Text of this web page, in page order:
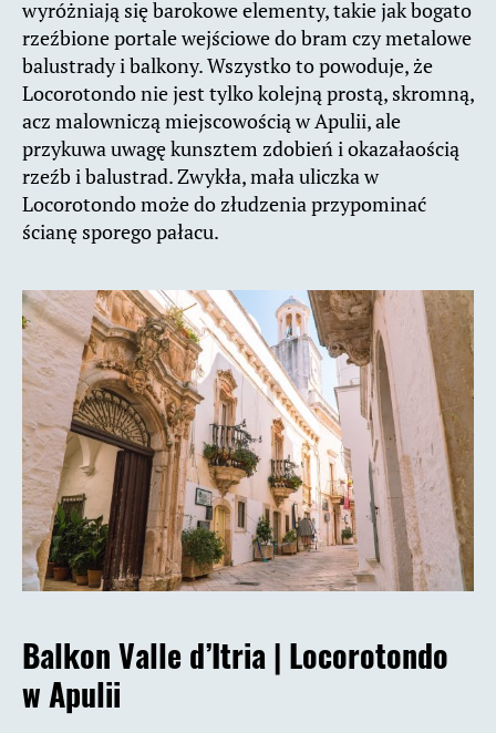
wyróżniają się barokowe elementy, takie jak bogato
rzeźbione portale wejściowe do bram czy metalowe
balustrady i balkony. Wszystko to powoduje, że
Locorotondo nie jest tylko kolejną prostą, skromną,
acz malowniczą miejscowością w Apulii, ale
przykuwa uwagę kunsztem zdobień i okazałaością
rzeźb i balustrad. Zwykła, mała uliczka w
Locorotondo może do złudzenia przypominać
ścianę sporego pałacu.
Balkon Valle d’Itria | Locorotondo
w Apulii